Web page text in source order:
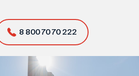
8 800 70 70 222